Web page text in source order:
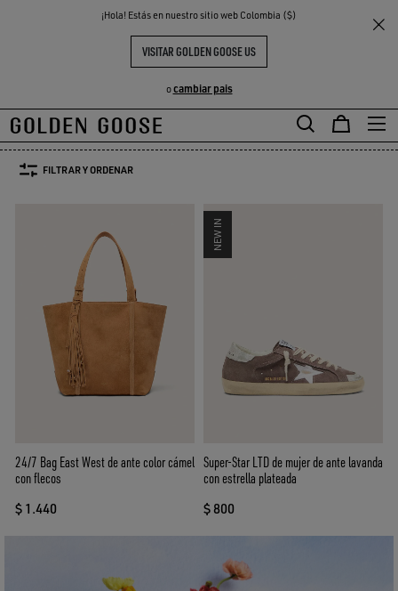
¡Hola! Estás en nuestro sitio web Colombia ($)
VISITAR GOLDEN GOOSE US
ocambiar pais
THE
COMMUNITY
Regalos para ella
REGALOS PARA LAS FIESTAS PARA
121 PRODUCTOS
FILTRAR Y ORDENAR
24/7 Bag East West de ante color cámel
con flecos
$ 1.440
NEW IN
Super-Star LTD de mujer de ante lavanda
con estrella plateada
$ 800